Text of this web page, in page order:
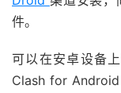
件。
可以在安卓设备
Clash for